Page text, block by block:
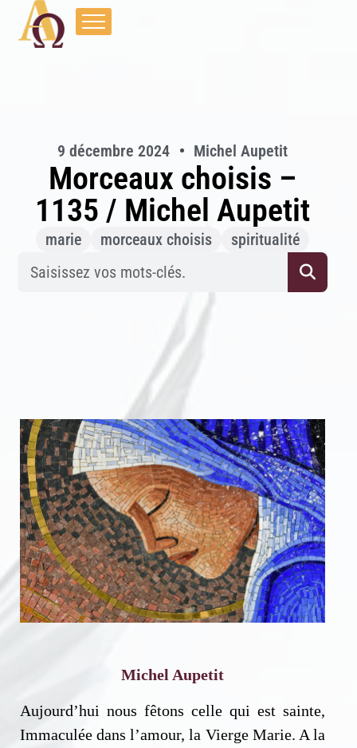
9 décembre 2024 Michel Aupetit
Morceaux choisis –
1135 / Michel Aupetit
marie morceaux choisis spiritualité
Michel Aupetit
Aujourd’hui nous fêtons celle qui est sainte,
Immaculée dans l’amour, la Vierge Marie. A la